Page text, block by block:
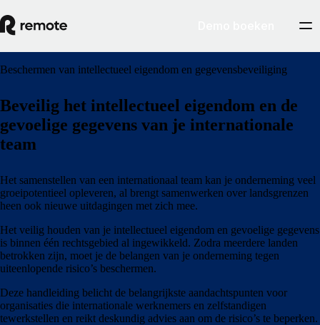
Beschermen van intellectueel eigendom en gegevensbeveiliging
Beveilig het intellectueel eigendom en de
gevoelige gegevens van je internationale
team
Het samenstellen van een internationaal team kan je onderneming veel
groeipotentieel opleveren, al brengt samenwerken over landsgrenzen
heen ook nieuwe uitdagingen met zich mee.
Het veilig houden van je intellectueel eigendom en gevoelige gegevens
is binnen één rechtsgebied al ingewikkeld. Zodra meerdere landen
betrokken zijn, moet je de belangen van je onderneming tegen
uiteenlopende risico’s beschermen.
Deze handleiding belicht de belangrijkste aandachtspunten voor
organisaties die internationale werknemers en zelfstandigen
tewerkstellen en reikt deskundig advies aan om de risico’s te beperken.